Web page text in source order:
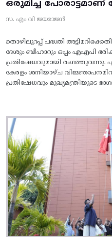
ഒരുമിച്ച
സ. എം വി ജയരാജൻ
തൊഴിലുറപ്പ് പദ്ധതി
ദേശും ബീഹാറും ഒപ്പം എഎപി
പ്രതിഷേധവുമായി
കേരളം ശനിയാഴ്ച
പ്രതിഷേധവും മുഖ്യമന്ത്രിയുടെ